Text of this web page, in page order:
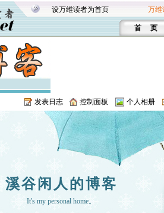
设万维读者为首页 万维
首 页
发表日志 控制面板 个人相册
溪谷闲人的博客
It's my personal home。